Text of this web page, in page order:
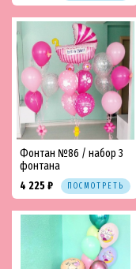
Фонтан №86 / набор 3
фонтана
4 225 ₽
ПОСМОТРЕТЬ